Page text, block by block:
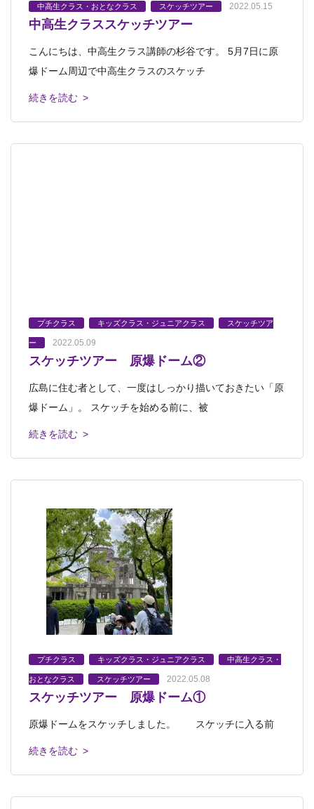
中高生クラス・おとなクラス スケッチツアー 2022.05.15
中高生クラススケッチツアー
こんにちは、中高生クラス講師の杉谷です。 5月7日に原
爆ドーム周辺で中高生クラスのスケッチ
続きを読む >
プチクラス キッズクラス・ジュニアクラス スケッチツア
ー 2022.05.09
スケッチツアー 原爆ドーム②
広島に住む者として、一度はしっかり描いておきたい「原
爆ドーム」。 スケッチを始める前に、被
続きを読む >
プチクラス キッズクラス・ジュニアクラス 中高生クラス・
おとなクラス スケッチツアー 2022.05.08
スケッチツアー 原爆ドーム①
原爆ドームをスケッチしました。 スケッチに入る前
続きを読む >